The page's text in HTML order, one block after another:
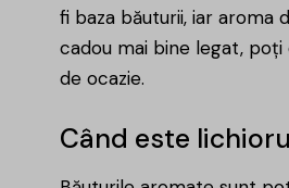
fi baza băuturii, iar aroma
cadou mai bine legat, poți
de ocazie.
Când este